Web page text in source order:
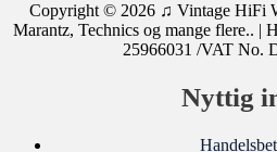
Copyright © 2026 ♫ Vintage HiFi
Marantz, Technics og mange flere.. |
25966031 /VAT No.
Nyttig